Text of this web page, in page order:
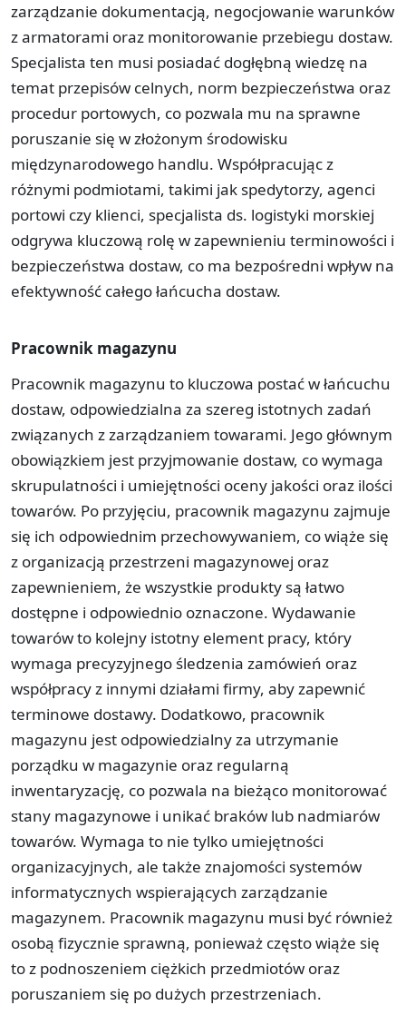
zarządzanie dokumentacją, negocjowanie warunków
z armatorami oraz monitorowanie przebiegu dostaw.
Specjalista ten musi posiadać dogłębną wiedzę na
temat przepisów celnych, norm bezpieczeństwa oraz
procedur portowych, co pozwala mu na sprawne
poruszanie się w złożonym środowisku
międzynarodowego handlu. Współpracując z
różnymi podmiotami, takimi jak spedytorzy, agenci
portowi czy klienci, specjalista ds. logistyki morskiej
odgrywa kluczową rolę w zapewnieniu terminowości i
bezpieczeństwa dostaw, co ma bezpośredni wpływ na
efektywność całego łańcucha dostaw.
Pracownik magazynu
Pracownik magazynu to kluczowa postać w łańcuchu
dostaw, odpowiedzialna za szereg istotnych zadań
związanych z zarządzaniem towarami. Jego głównym
obowiązkiem jest przyjmowanie dostaw, co wymaga
skrupulatności i umiejętności oceny jakości oraz ilości
towarów. Po przyjęciu, pracownik magazynu zajmuje
się ich odpowiednim przechowywaniem, co wiąże się
z organizacją przestrzeni magazynowej oraz
zapewnieniem, że wszystkie produkty są łatwo
dostępne i odpowiednio oznaczone. Wydawanie
towarów to kolejny istotny element pracy, który
wymaga precyzyjnego śledzenia zamówień oraz
współpracy z innymi działami firmy, aby zapewnić
terminowe dostawy. Dodatkowo, pracownik
magazynu jest odpowiedzialny za utrzymanie
porządku w magazynie oraz regularną
inwentaryzację, co pozwala na bieżąco monitorować
stany magazynowe i unikać braków lub nadmiarów
towarów. Wymaga to nie tylko umiejętności
organizacyjnych, ale także znajomości systemów
informatycznych wspierających zarządzanie
magazynem. Pracownik magazynu musi być również
osobą fizycznie sprawną, ponieważ często wiąże się
to z podnoszeniem ciężkich przedmiotów oraz
poruszaniem się po dużych przestrzeniach.